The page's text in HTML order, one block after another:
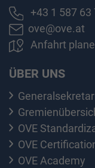
+43 1 587 63
ove@ove.at
Anfahrt
ÜBER UNS
OVE
OVE
OVE Academy